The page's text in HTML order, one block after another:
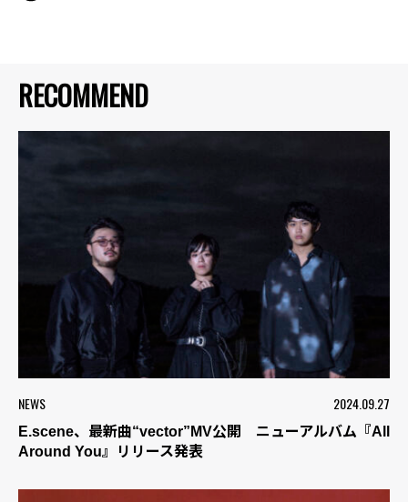
RECOMMEND
NEWS 2024.09.27
E.scene、最新曲“vector”MV公開 ニューアルバム『All
Around You』リリース発表